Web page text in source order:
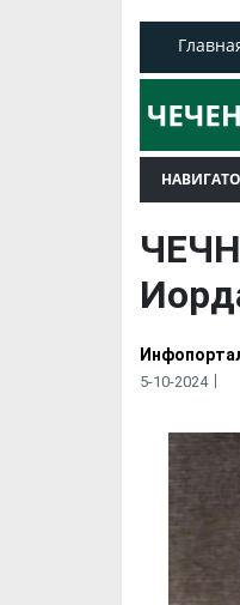
5-10-2024